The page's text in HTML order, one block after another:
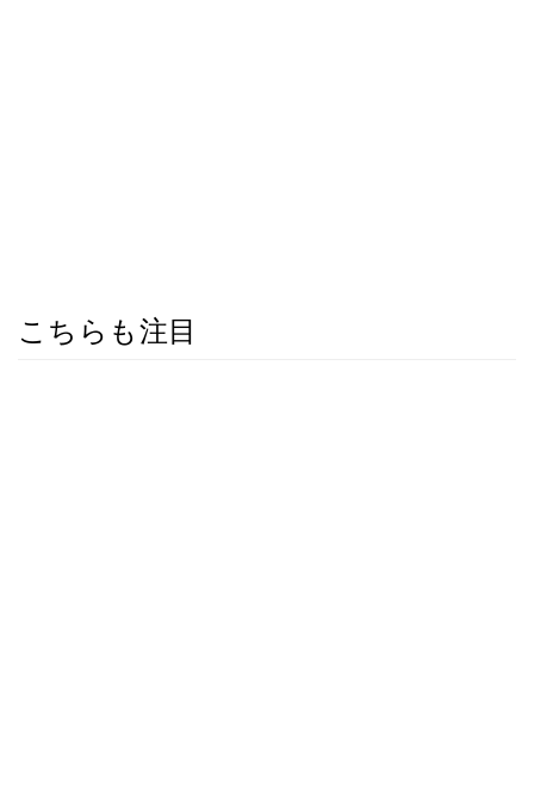
こちらも注目